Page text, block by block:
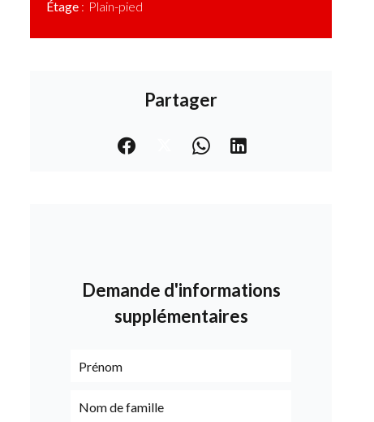
Étage
Plain-pied
Partager
Demande d'informations
supplémentaires